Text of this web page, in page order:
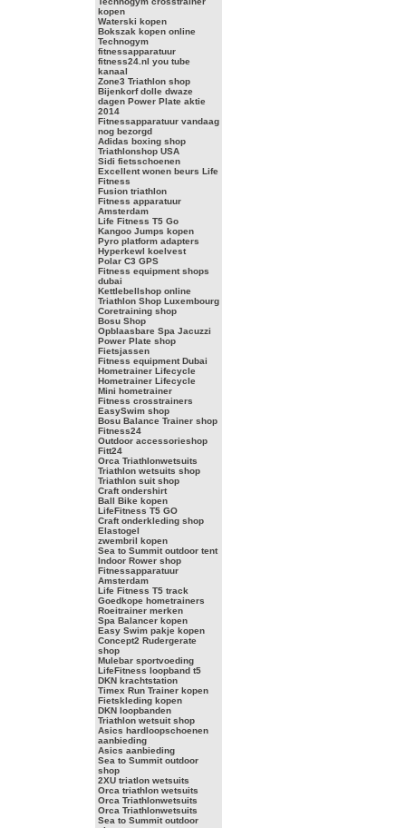
kopen
Waterski kopen
Bokszak kopen online
Technogym
fitnessapparatuur
fitness24.nl you tube
kanaal
Zone3 Triathlon shop
Bijenkorf dolle dwaze
dagen Power Plate aktie
2014
Fitnessapparatuur vandaag
nog bezorgd
Adidas boxing shop
Triathlonshop USA
Sidi fietsschoenen
Excellent wonen beurs Life
Fitness
Fusion triathlon
Fitness apparatuur
Amsterdam
Life Fitness T5 Go
Kangoo Jumps kopen
Pyro platform adapters
Hyperkewl koelvest
Polar C3 GPS
Fitness equipment shops
dubai
Kettlebellshop online
Triathlon Shop Luxembourg
Coretraining shop
Bosu Shop
Opblaasbare Spa Jacuzzi
Power Plate shop
Fietsjassen
Fitness equipment Dubai
Hometrainer Lifecycle
Hometrainer Lifecycle
Mini hometrainer
Fitness crosstrainers
EasySwim shop
Bosu Balance Trainer shop
Fitness24
Outdoor accessorieshop
Fitt24
Orca Triathlonwetsuits
Triathlon wetsuits shop
Triathlon suit shop
Craft ondershirt
Ball Bike kopen
LifeFitness T5 GO
Craft onderkleding shop
Elastogel
zwembril kopen
Sea to Summit outdoor tent
Indoor Rower shop
Fitnessapparatuur
Amsterdam
Life Fitness T5 track
Goedkope hometrainers
Roeitrainer merken
Spa Balancer kopen
Easy Swim pakje kopen
Concept2 Rudergerate
shop
Mulebar sportvoeding
LifeFitness loopband t5
DKN krachtstation
Timex Run Trainer kopen
Fietskleding kopen
DKN loopbanden
Triathlon wetsuit shop
Asics hardloopschoenen
aanbieding
Asics aanbieding
Sea to Summit outdoor
shop
2XU triatlon wetsuits
Orca triathlon wetsuits
Orca Triathlonwetsuits
Orca Triathlonwetsuits
Sea to Summit outdoor